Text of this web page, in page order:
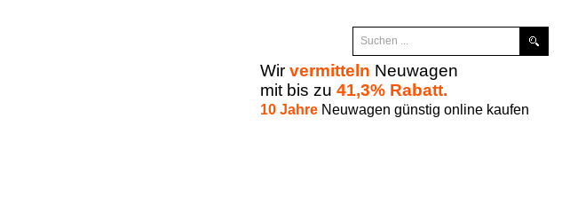
Wir vermitteln Neuwagen
mit bis zu 41,3% Rabatt.
10 Jahre Neuwagen günstig online kaufen